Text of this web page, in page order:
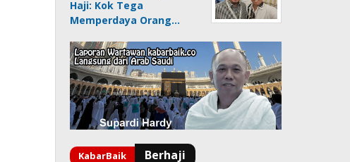
Haji: Kok Tega
Memperdaya Orang…